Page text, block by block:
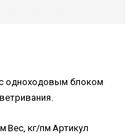
одноходовым блоком
Вес, кг/пм Артикул